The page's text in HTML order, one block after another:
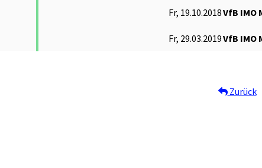
Fr, 19.10.2018VfB IMO
Fr, 29.03.2019VfB IMO
Zurück